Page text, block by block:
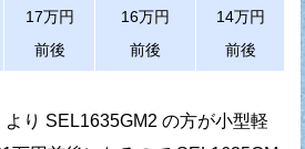
17万円
前後
16万円
前後
14万円
前後
り SEL1635GM2 の方が小型軽